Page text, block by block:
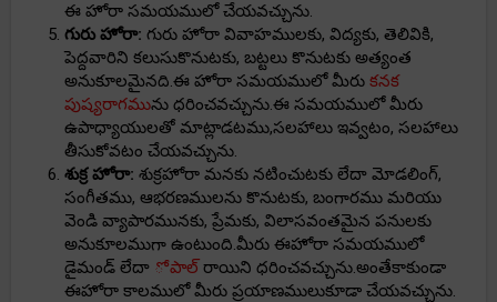
ఈ హోరా సమయములో చేయవచ్చును.
గురు హోరా: గురు హోరా వివాహములకు, విద్యకు, తెలివికి,
పెద్దవారిని కలుసుకొనుటకు, బట్టలు కొనుటకు అత్యంత
అనుకూలమైనది.ఈ హోరా సమయములో మీరు కనక
పుష్యరాగమును ధరించవచ్చును.ఈ సమయములో మీరు
ఉపాధ్యాయులతో మాట్లాడటము,సలహాలు ఇవ్వటం, సలహాలు
తీసుకోవటం చేయవచ్చును.
శుక్ర హోరా: శుక్రహోరా మనకు నటించుటకు లేదా మోడలింగ్,
సంగీతము, ఆభరణములను కొనుటకు, బంగారము మరియు
వెండి వ్యాపారమునకు, ప్రేమకు, విలాసవంతమైన పనులకు
అనుకూలముగా ఉంటుంది.మీరు ఈహోరా సమయములో
డైమండ్ లేదా ోపాల్ రాయిని ధరించవచ్చును.అంతేకాకుండా
ఈహోరా కాలములో మీరు ప్రయాణములుకూడా చేయవచ్చును.